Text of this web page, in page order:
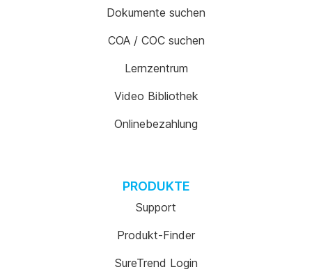
Dokumente suchen
COA / COC suchen
Lernzentrum
Video Bibliothek
Onlinebezahlung
PRODUKTE
Support
Produkt-Finder
SureTrend Login